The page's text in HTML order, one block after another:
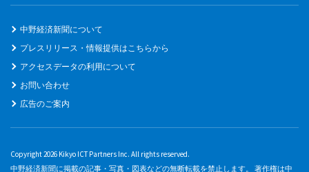
中野経済新聞について
プレスリリース・情報提供はこちらから
アクセスデータの利用について
お問い合わせ
広告のご案内
Copyright 2026 Kikyo ICT Partners Inc. All rights reserved.
中野経済新聞に掲載の記事・写真・図表などの無断転載を禁止します。 著作権は中